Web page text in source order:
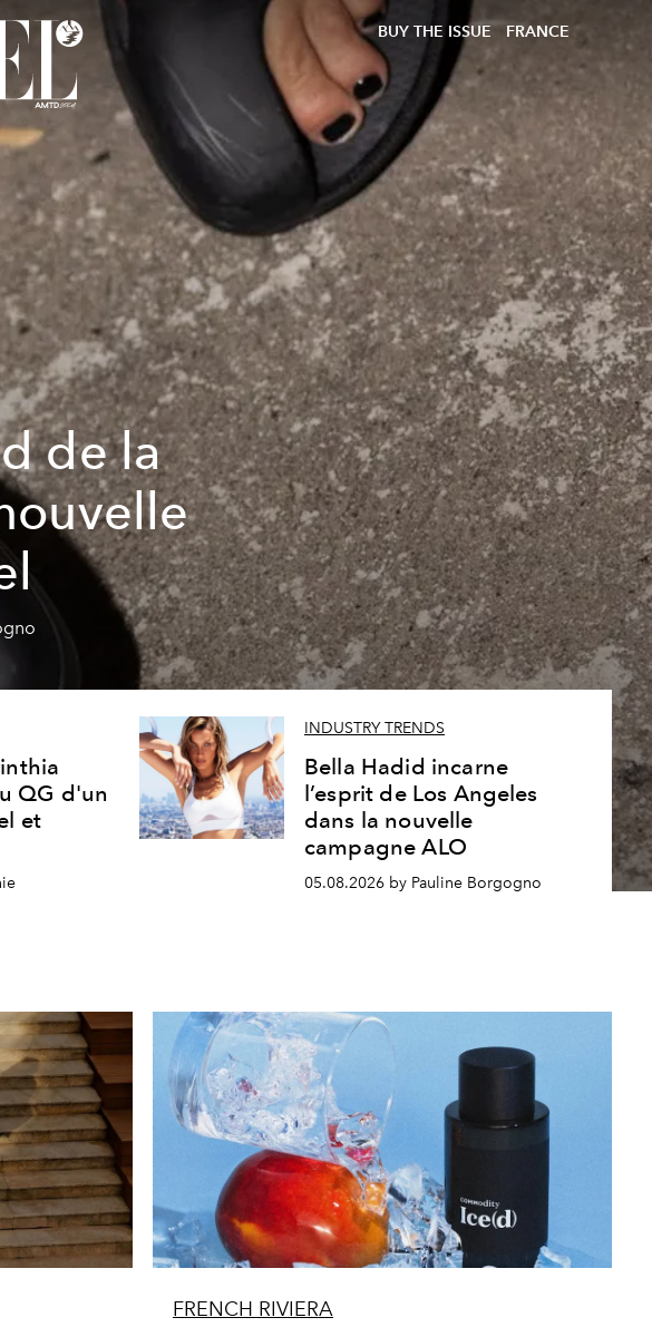
BUY THE ISSUE FRANCE
de la
QG d'un
et
INDUSTRY TRENDS
Bella Hadid incarne
l’esprit de Los Angeles
dans la nouvelle
campagne ALO
05.08.2026 by Pauline Borgogno
FRENCH RIVIERA